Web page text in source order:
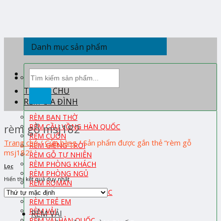
TRANG CHỦ
RÈM GIA ĐÌNH
RÈM BAN THỜ
RÈM CẦU VỒNG HÀN QUỐC
RÈM CUỐN
RÈM GIẾNG TRỜI
RÈM GỖ TỰ NHIÊN
RÈM PHÒNG KHÁCH
RÈM PHÒNG NGỦ
RÈM ROMAN
RÈM TỔ ONG HÀN QUỐC
RÈM TRẺ EM
RÈM VẢI
Danh mục sản phẩm
kiếm:
rèm gỗ msj182
Trang chủ / Cửa hàng /Sản phẩm được gắn thẻ “rèm gỗ
msj182”
Lọc
Hiển thị kết quả duy nhất
RÈM VẢI